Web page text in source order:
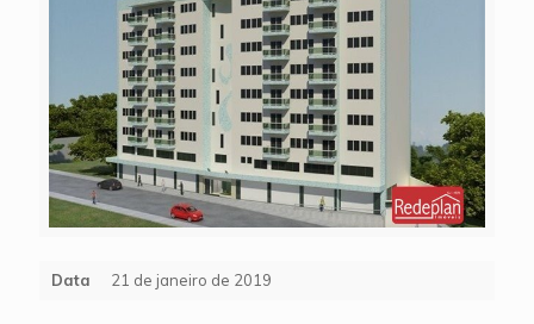
Data 21 de janeiro de 2019